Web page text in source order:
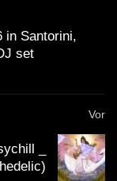
in Santorini,
set
Vor
_